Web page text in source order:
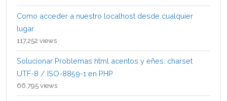
Como acceder a nuestro localhost desde cualquier
lugar
117,252 views
Solucionar Problemas html acentos y eñes: charset
UTF-8 / ISO-8859-1 en PHP
66,795 views